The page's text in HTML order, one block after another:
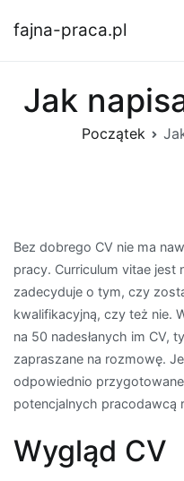
dofajna-praca.pl
Jak
Początek
Bez dobrego CV nie ma
pracy. Curriculum vitae
zadecyduje o tym, czy
kwalifikacyjną, czy też nie.
na 50 nadesłanych im CV,
zapraszane na rozmowę.
odpowiednio
potencjalnych pracodawcą
Wygląd CV